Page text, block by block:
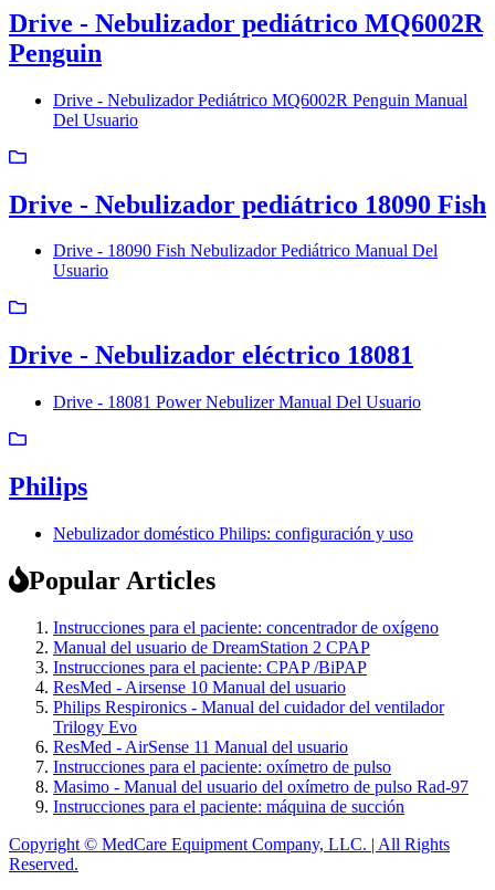
Drive - Nebulizador pediátrico MQ6002R
Penguin
Drive - Nebulizador Pediátrico MQ6002R Penguin Manual
Del Usuario
Drive - Nebulizador pediátrico 18090 Fish
Drive - 18090 Fish Nebulizador Pediátrico Manual Del
Usuario
Drive - Nebulizador eléctrico 18081
Drive - 18081 Power Nebulizer Manual Del Usuario
Philips
Nebulizador doméstico Philips: configuración y uso
Popular Articles
Instrucciones para el paciente: concentrador de oxígeno
Manual del usuario de DreamStation 2 CPAP
Instrucciones para el paciente: CPAP /BiPAP
ResMed - Airsense 10 Manual del usuario
Philips Respironics - Manual del cuidador del ventilador
Trilogy Evo
ResMed - AirSense 11 Manual del usuario
Instrucciones para el paciente: oxímetro de pulso
Masimo - Manual del usuario del oxímetro de pulso Rad-97
Instrucciones para el paciente: máquina de succión
Copyright © MedCare Equipment Company, LLC. | All Rights
Reserved.